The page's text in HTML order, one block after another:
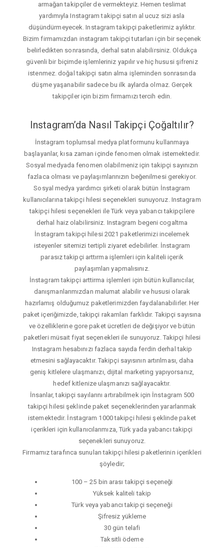
armağan takipçiler de vermekteyiz. Hemen teslimat
yardımıyla Instagram takipçi satın al ucuz sizi asla
düşündürmeyecek. Instagram takipçi paketlerimiz aylıktır.
Bizim firmamızdan instagram takipçi tutarları için bir seçenek
belirledikten sonrasında, derhal satın alabilirsiniz. Oldukça
güvenli bir biçimde işlemleriniz yapılır ve hiç hususi şifreniz
istenmez. doğal takipçi satın alma işleminden sonrasında
düşme yaşanabilir sadece bu ilk aylarda olmaz. Gerçek
takipçiler için bizim firmamızı tercih edin.
Instagram’da Nasıl Takipçi Çoğaltılır?
İnstagram toplumsal medya platformunu kullanmaya
başlayanlar, kısa zaman içinde fenomen olmak istemektedir.
Sosyal medyada fenomen olabilmeniz için takipçi sayınızın
fazlaca olması ve paylaşımlarınızın beğenilmesi gerekiyor.
Sosyal medya yardımcı şirketi olarak bütün İnstagram
kullanıcılarına takipçi hilesi seçenekleri sunuyoruz. Instagram
takipçi hilesi seçenekleri ile Türk veya yabancı takipçilere
derhal haiz olabilirsiniz. Instagram begeni cogaltma
İnstagram takipçi hilesi 2021 paketlerimizi incelemek
isteyenler sitemizi tertipli ziyaret edebilirler. İnstagram
parasız takipçi arttırma işlemleri için kaliteli içerik
paylaşımları yapmalısınız.
İnstagram takipçi arttirma işlemleri için bütün kullanıcılar,
danışmanlarımızdan malumat alabilir ve hususi olarak
hazırlamış olduğumuz paketlerimizden faydalanabilirler. Her
paket içeriğimizde, takipçi rakamları farklıdır. Takipçi sayısına
ve özelliklerine gore paket ücretleri de değişiyor ve bütün
paketleri müsait fiyat seçenekleri ile sunuyoruz. Takipçi hilesi
Instagram hesabınızı fazlaca sayıda ferdin derhal takip
etmesini sağlayacaktır. Takipçi sayısının artırılması, daha
geniş kitlelere ulaşmanızı, dijital marketing yapıyorsanız,
hedef kitlenize ulaşmanızı sağlayacaktır.
İnsanlar, takipçi sayılarını artırabilmek için İnstagram 500
takipçi hilesi şeklinde paket seçeneklerinden yararlanmak
istemektedir. İnstagram 1000 takipçi hilesi şeklinde paket
içerikleri için kullanıcılarımıza, Türk yada yabancı takipçi
seçenekleri sunuyoruz.
Firmamız tarafınca sunulan takipçi hilesi paketlerinin içerikleri
şöyledir;
100 – 25 bin arası takipçi seçeneği
Yüksek kaliteli takip
Türk veya yabancı takipçi seçeneği
Şifresiz yükleme
30 gün telafi
Taksitli ödeme